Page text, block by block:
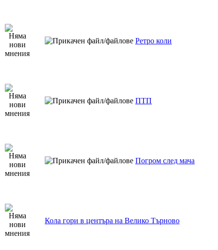
Ретро коли
ПТП
Погром след мача
Кола гори в центъра на Велико Търново